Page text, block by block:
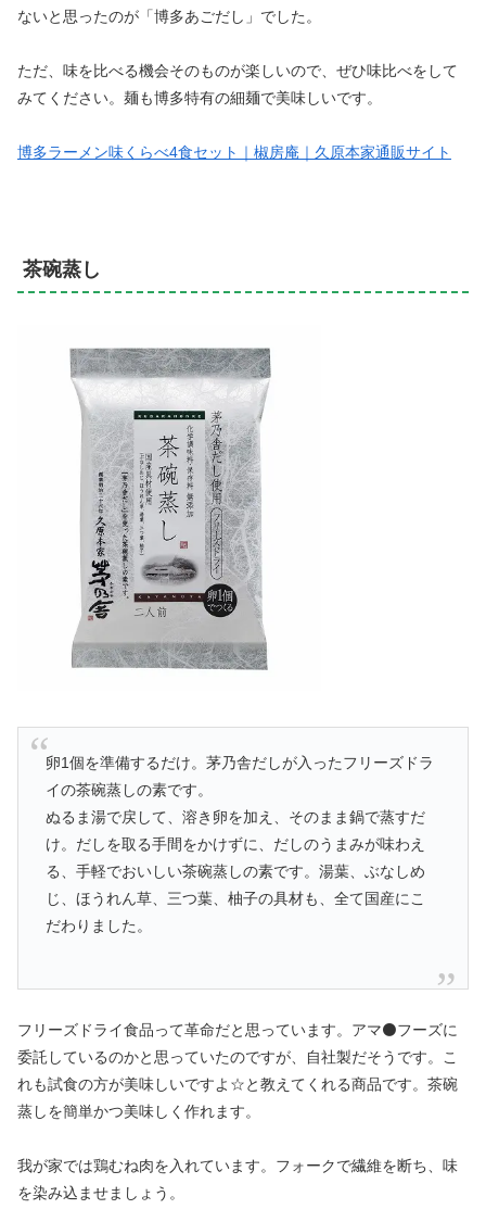
ないと思ったのが「博多あごだし」でした。
ただ、味を比べる機会そのものが楽しいので、ぜひ味比べをして
みてください。麺も博多特有の細麺で美味しいです。
博多ラーメン味くらべ4食セット｜椒房庵｜久原本家通販サイト
茶碗蒸し
卵1個を準備するだけ。茅乃舎だしが入ったフリーズドラ
イの茶碗蒸しの素です。
ぬるま湯で戻して、溶き卵を加え、そのまま鍋で蒸すだ
け。だしを取る手間をかけずに、だしのうまみが味わえ
る、手軽でおいしい茶碗蒸しの素です。湯葉、ぶなしめ
じ、ほうれん草、三つ葉、柚子の具材も、全て国産にこ
だわりました。
フリーズドライ食品って革命だと思っています。アマ⚫フーズに
委託しているのかと思っていたのですが、自社製だそうです。こ
れも試食の方が美味しいですよ☆と教えてくれる商品です。茶碗
蒸しを簡単かつ美味しく作れます。
我が家では鶏むね肉を入れています。フォークで繊維を断ち、味
を染み込ませましょう。